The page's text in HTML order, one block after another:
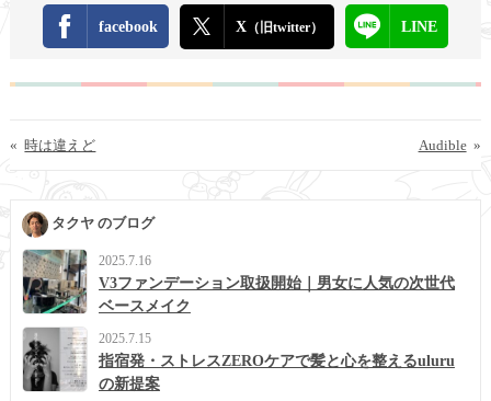
facebook X（旧twitter） LINE
« 時は違えど »
Audible
タクヤ のブログ
2025.7.16
V3ファンデーション取扱開始｜男女に人気の次世代
ベースメイク
2025.7.15
指宿発・ストレスZEROケアで髪と心を整えるuluru
の新提案